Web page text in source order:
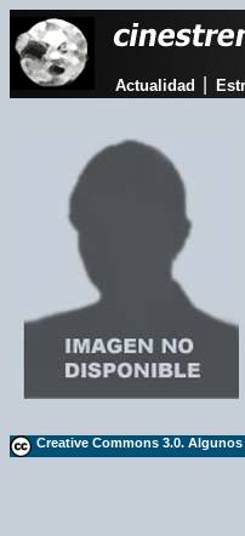
Actualidad
Creative Commons 3.0.